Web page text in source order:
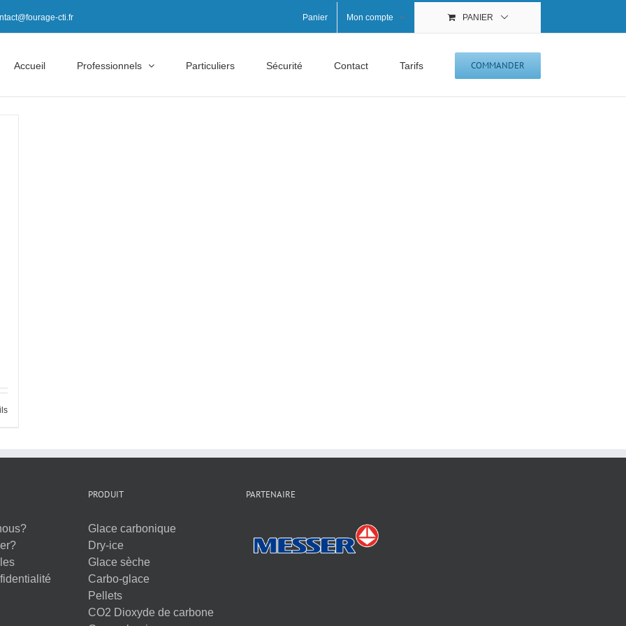
cti.fr Panier Mon compte PANIER
Accueil Professionnels Particuliers Sécurité Contact Tarifs COMMANDER
PRODUIT
Glace carbonique
Dry-ice
Glace sèche
Carbo-glace
Pellets
CO2 Dioxyde de carbone
PARTENAIRE